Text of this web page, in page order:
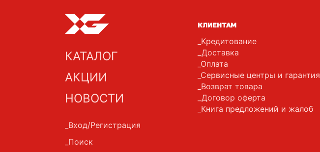
КАТАЛОГ
АКЦИИ
НОВОСТИ
Вход/Регистрация
Поиск
КЛИЕНТАМ
Кредитование
Доставка
Оплата
Сервисные центры и гарантия
Возврат товара
Договор оферта
Книга предложений и жалоб